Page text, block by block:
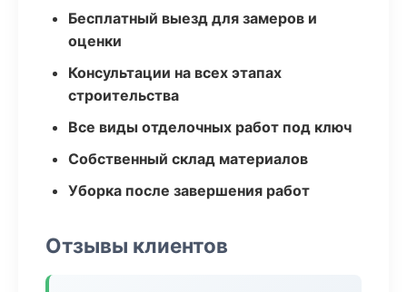
Бесплатный выезд для замеров и
оценки
Консультации на всех этапах
строительства
Все виды отделочных работ под ключ
Собственный склад материалов
Уборка после завершения работ
Отзывы клиентов